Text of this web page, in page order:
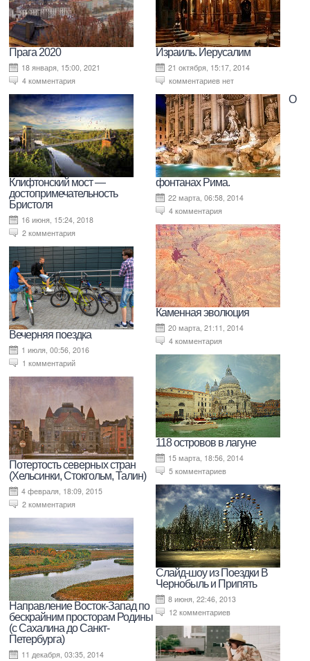
Прага 2020
18 января, 15:00, 2021
4 комментария
Клифтонский мост —
достопримечательность
Бристоля
16 июня, 15:24, 2018
2 комментария
Вечерняя поездка
1 июля, 00:56, 2016
1 комментарий
Потертость северных стран
(Хельсинки, Стокгольм, Талин)
4 февраля, 18:09, 2015
2 комментария
Направление Восток-Запад по
бескрайним просторам Родины
(с Сахалина до Санкт-
Петербурга)
11 декабря, 03:35, 2014
Израиль. Иерусалим
21 октября, 15:17, 2014
комментариев нет
О
фонтанах Рима.
22 марта, 06:58, 2014
4 комментария
Каменная эволюция
20 марта, 21:11, 2014
4 комментария
118 островов в лагуне
15 марта, 18:56, 2014
5 комментариев
Слайд-шоу из Поездки В
Чернобыль и Припять
8 июня, 22:46, 2013
12 комментариев